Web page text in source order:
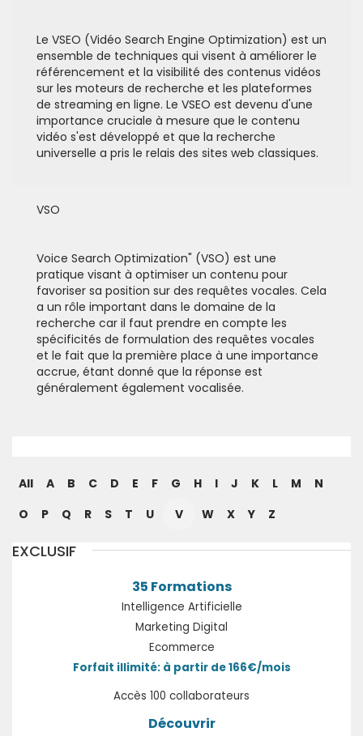
Le VSEO (Vidéo Search Engine Optimization) est un
ensemble de techniques qui visent à améliorer le
référencement et la visibilité des contenus vidéos
sur les moteurs de recherche et les plateformes
de streaming en ligne. Le VSEO est devenu d'une
importance cruciale à mesure que le contenu
vidéo s'est développé et que la recherche
universelle a pris le relais des sites web classiques.
VSO
Voice Search Optimization" (VSO) est une
pratique visant à optimiser un contenu pour
favoriser sa position sur des requêtes vocales. Cela
a un rôle important dans le domaine de la
recherche car il faut prendre en compte les
spécificités de formulation des requêtes vocales
et le fait que la première place à une importance
accrue, étant donné que la réponse est
généralement également vocalisée.
All A B C D E F G H I J K L M
N
O
P Q R S T U V W X Y Z
EXCLUSIF
35 Formations
Intelligence Artificielle
Marketing Digital
Ecommerce
Forfait illimité: à partir de 166€/mois
Accès 100 collaborateurs
Découvrir